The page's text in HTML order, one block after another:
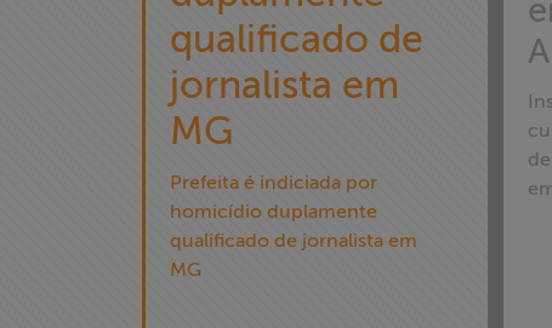
qualificado de
jornalista em
MG
Prefeita é indiciada por
homicídio duplamente
qualificado de jornalista em
MG